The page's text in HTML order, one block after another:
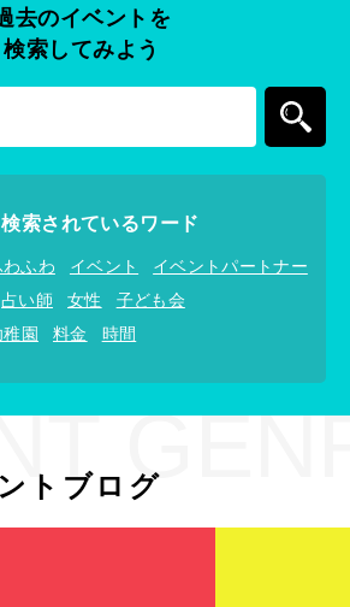
去のイベントを
検索してみよう
索されているワード
わふわ イベント
イベントパートナー
占い師 女性
子ども会
稚園 料金 時間
トブログ